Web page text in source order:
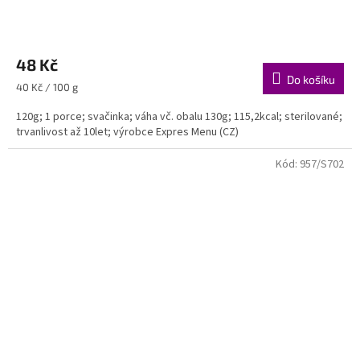
48 Kč
Měrná
40 Kč / 100 g
Do košíku
120g; 1 porce; svačinka; váha vč. obalu 130g; 115,2kcal; sterilované;
trvanlivost až 10let; výrobce Expres Menu (CZ)
Kód: 957/S702